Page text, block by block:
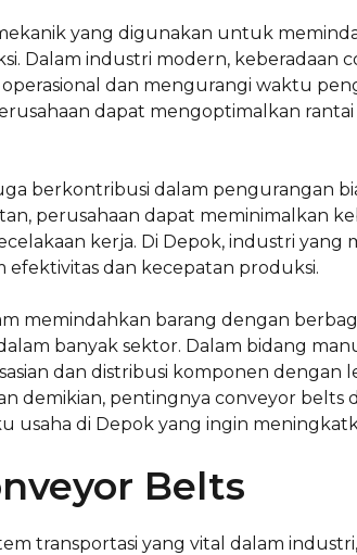
yang digunakan untuk
Dalam industri modern, keberadaan
dan mengurangi waktu
dapat mengoptimalkan
berkontribusi dalam pengurangan
perusahaan dapat meminimalkan
kerja. Di Depok, industri yang
dan kecepatan produksi.
memindahkan barang dengan
banyak sektor. Dalam bidang
dan distribusi komponen dengan
demikian, pentingnya conveyor belts
usaha di Depok yang ingin
Belts
transportasi yang vital dalam